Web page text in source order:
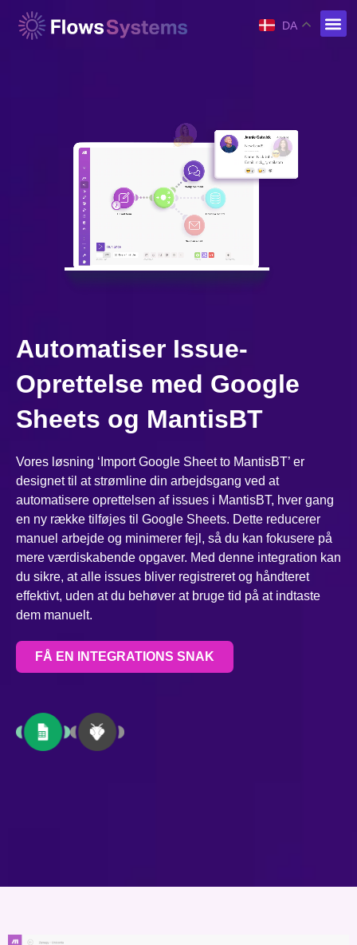
DA
Automatiser Issue-
Oprettelse med Google
Sheets og MantisBT
Vores løsning ‘Import Google Sheet to MantisBT’ er
designet til at strømline din arbejdsgang ved at
automatisere oprettelsen af issues i MantisBT, hver gang
en ny række tilføjes til Google Sheets. Dette reducerer
manuel arbejde og minimerer fejl, så du kan fokusere på
mere værdiskabende opgaver. Med denne integration kan
du sikre, at alle issues bliver registreret og håndteret
effektivt, uden at du behøver at bruge tid på at indtaste
dem manuelt.
FÅ EN INTEGRATIONS SNAK